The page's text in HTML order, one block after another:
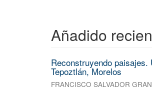
Añadido
Reconstruyendo
Tepoztlán, Morelos
FRANCISCO SALVADOR